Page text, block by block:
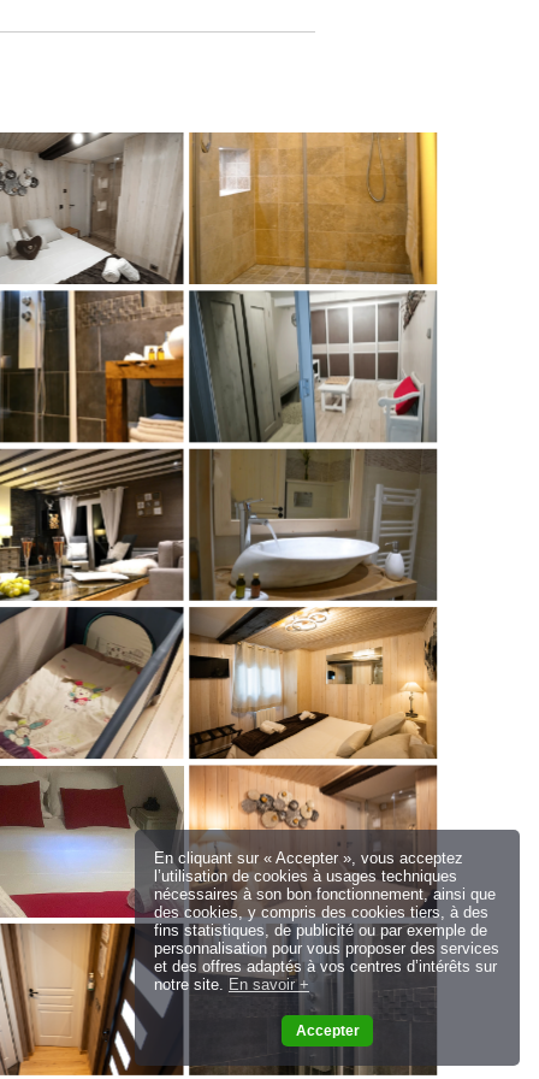
En cliquant sur « Accepter », vous acceptez
l’utilisation de cookies à usages techniques
nécessaires à son bon fonctionnement, ainsi que
des cookies, y compris des cookies tiers, à des
fins statistiques, de publicité ou par exemple de
personnalisation pour vous proposer des services
et des offres adaptés à vos centres d’intérêts sur
notre site. En savoir +
Accepter